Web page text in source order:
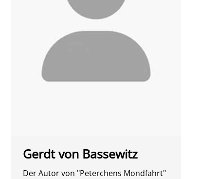
Gerdt von Bassewitz
Der Autor von "Peterchens Mondfahrt"